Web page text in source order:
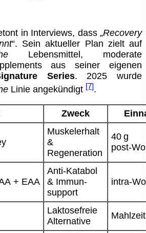
in Interviews, dass „Recovery
“. Sein aktueller Plan zielt auf
Lebensmittel, moderate
aus seiner eigenen
Series. 2025 wurde
Linie angekündigt [7].
Zweck
Muskel­erhalt
&
Regeneration
40 g
+ EAA
Anti‑Katabol
& Immun­
support
Laktosefreie
Alternative